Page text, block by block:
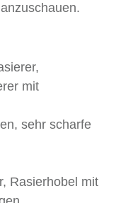
mit
sehr scharfe
Rasierhobel mit